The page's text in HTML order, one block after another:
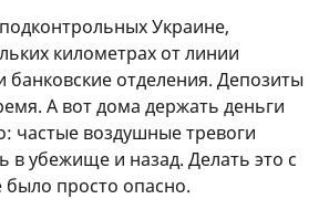
Украине,
километрах от линии
банковские отделения. Депозиты
А вот дома держать деньги
частые воздушные тревоги
в убежище и назад. Делать это с
было просто опасно.